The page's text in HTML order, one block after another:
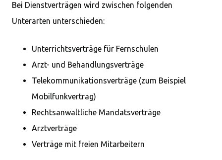
Bei Dienstverträgen wird zwischen folgenden
Unterarten unterschieden:
Unterrichtsverträge für Fernschulen
Arzt- und Behandlungsverträge
Telekommunikationsverträge (zum Beispiel
Mobilfunkvertrag)
Rechtsanwaltliche Mandatsverträge
Arztverträge
Verträge mit freien Mitarbeitern